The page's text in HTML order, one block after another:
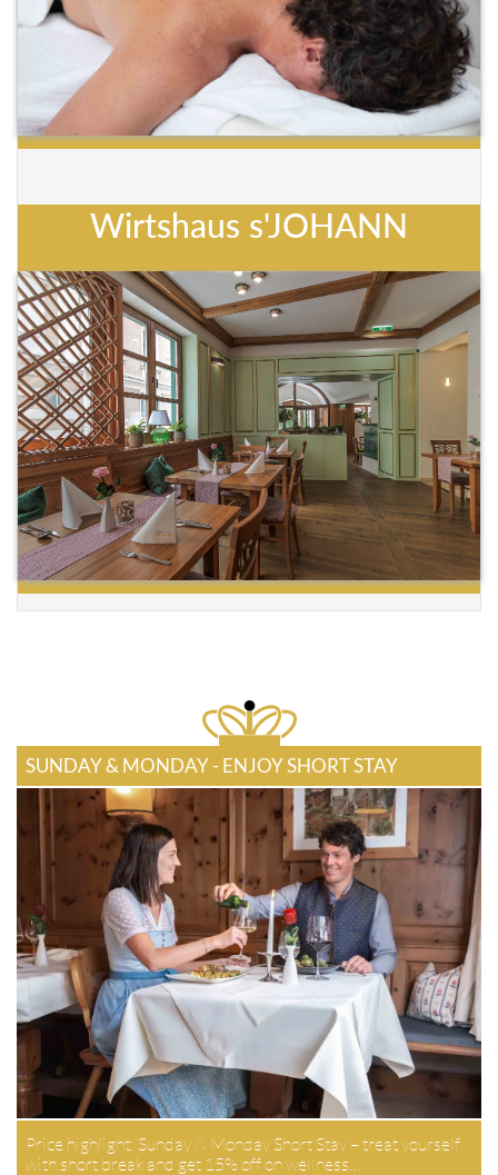
Wirtshaus s'JOHANN
SUNDAY & MONDAY - ENJOY SHORT STAY
Price highlight: Sunday & Monday Short Stay – treat yourself
with short break and get 15% off on wellness…